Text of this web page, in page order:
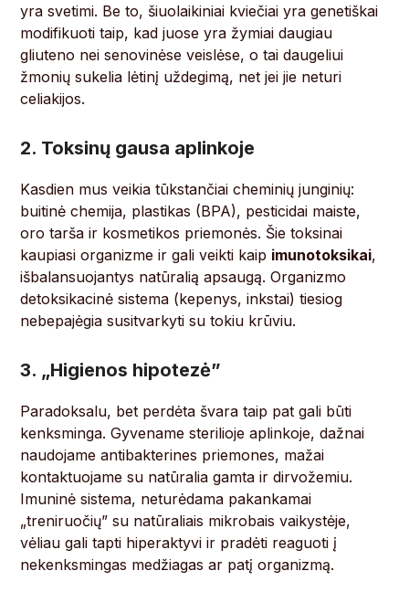
yra svetimi. Be to, šiuolaikiniai kviečiai yra genetiškai
modifikuoti taip, kad juose yra žymiai daugiau
gliuteno nei senovinėse veislėse, o tai daugeliui
žmonių sukelia lėtinį uždegimą, net jei jie neturi
celiakijos.
2. Toksinų gausa aplinkoje
Kasdien mus veikia tūkstančiai cheminių junginių:
buitinė chemija, plastikas (BPA), pesticidai maiste,
oro tarša ir kosmetikos priemonės. Šie toksinai
kaupiasi organizme ir gali veikti kaip imunotoksikai,
išbalansuojantys natūralią apsaugą. Organizmo
detoksikacinė sistema (kepenys, inkstai) tiesiog
nebepajėgia susitvarkyti su tokiu krūviu.
3. „Higienos hipotezė”
Paradoksalu, bet perdėta švara taip pat gali būti
kenksminga. Gyvename sterilioje aplinkoje, dažnai
naudojame antibakterines priemones, mažai
kontaktuojame su natūralia gamta ir dirvožemiu.
Imuninė sistema, neturėdama pakankamai
„treniruočių” su natūraliais mikrobais vaikystėje,
vėliau gali tapti hiperaktyvi ir pradėti reaguoti į
nekenksmingas medžiagas ar patį organizmą.